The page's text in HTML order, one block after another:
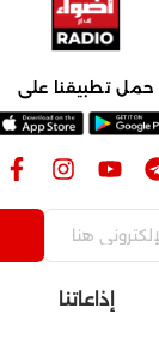
حمل تطبيقنا على
T
e
l
e
g
Y
o
u
t
u
e
I
n
s
a
r
F
a
c
b
إذاعاتنا